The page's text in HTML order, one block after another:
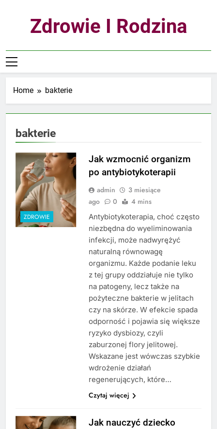
Zdrowie I Rodzina
Home bakterie
bakterie
ZDROWIE
Jak wzmocnić organizm
po antybiotykoterapii
admin
3 miesiące
ago
0 4 mins
Antybiotykoterapia, choć często
niezbędna do wyeliminowania
infekcji, może nadwyrężyć
naturalną równowagę
organizmu. Każde podanie leku
z tej grupy oddziałuje nie tylko
na patogeny, lecz także na
pożyteczne bakterie w jelitach
czy na skórze. W efekcie spada
odporność i pojawia się większe
ryzyko dysbiozy, czyli
zaburzonej flory jelitowej.
Wskazane jest wówczas szybkie
wdrożenie działań
regenerujących, które…
Czytaj więcej
Jak nauczyć dziecko